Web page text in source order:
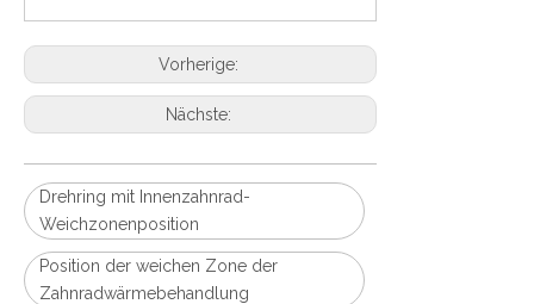
Vorherige:
Nächste:
Drehring mit Innenzahnrad-
Weichzonenposition
Position der weichen Zone der
Zahnradwärmebehandlung